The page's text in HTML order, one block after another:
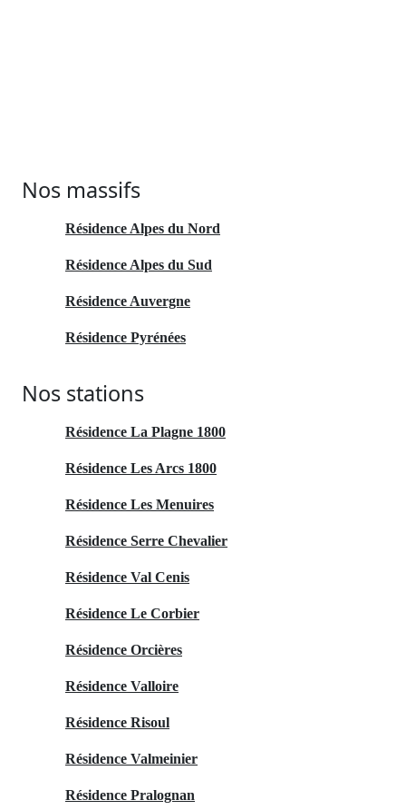
Nos massifs
Résidence Alpes du Nord
Résidence Alpes du Sud
Résidence Auvergne
Résidence Pyrénées
Nos stations
Résidence La Plagne 1800
Résidence Les Arcs 1800
Résidence Les Menuires
Résidence Serre Chevalier
Résidence Val Cenis
Résidence Le Corbier
Résidence Orcières
Résidence Valloire
Résidence Risoul
Résidence Valmeinier
Résidence Pralognan